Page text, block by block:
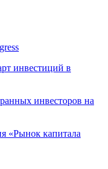
инвестиций в
инвесторов на